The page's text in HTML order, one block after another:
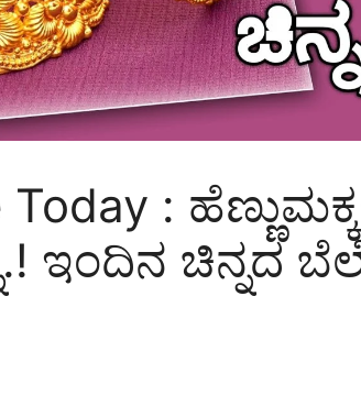
:
ಇಂದಿನ ಚಿನ್ನದ